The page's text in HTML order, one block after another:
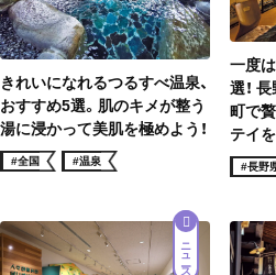
きれいになれるつるすべ温泉、
おすすめ5選。肌のキメが整う
湯に浸かって美肌を極めよう！
#全国 #温泉
一度
選！
町で
テイを
#長野
ニュース